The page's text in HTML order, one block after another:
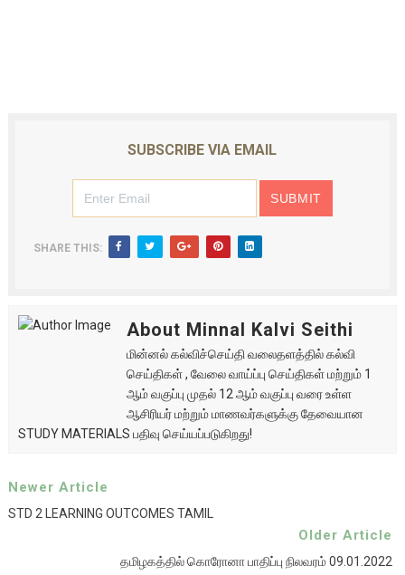
SUBSCRIBE VIA EMAIL
SHARE THIS:
About Minnal Kalvi Seithi
மின்னல் கல்விச்செய்தி வலைதளத்தில் கல்வி
செய்திகள் , வேலை வாய்ப்பு செய்திகள் மற்றும் 1
ஆம் வகுப்பு முதல் 12 ஆம் வகுப்பு வரை உள்ள
ஆசிரியர் மற்றும் மாணவர்களுக்கு தேவையான
STUDY MATERIALS பதிவு செய்யப்படுகிறது!
Newer Article
STD 2 LEARNING OUTCOMES TAMIL
Older Article
தமிழகத்தில் கொரோனா பாதிப்பு நிலவரம் 09.01.2022